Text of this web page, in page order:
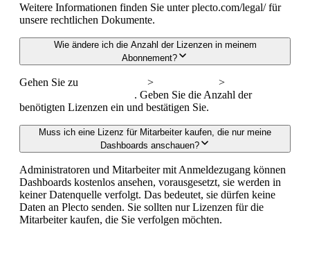
Weitere Informationen finden Sie unter plecto.com/legal/ für
unsere rechtlichen Dokumente.
Wie ändere ich die Anzahl der Lizenzen in meinem
Abonnement?
Gehen Sie zu > >
. Geben Sie die Anzahl der
benötigten Lizenzen ein und bestätigen Sie.
Muss ich eine Lizenz für Mitarbeiter kaufen, die nur meine
Dashboards anschauen?
Administratoren und Mitarbeiter mit Anmeldezugang können
Dashboards kostenlos ansehen, vorausgesetzt, sie werden in
keiner Datenquelle verfolgt. Das bedeutet, sie dürfen keine
Daten an Plecto senden. Sie sollten nur Lizenzen für die
Mitarbeiter kaufen, die Sie verfolgen möchten.